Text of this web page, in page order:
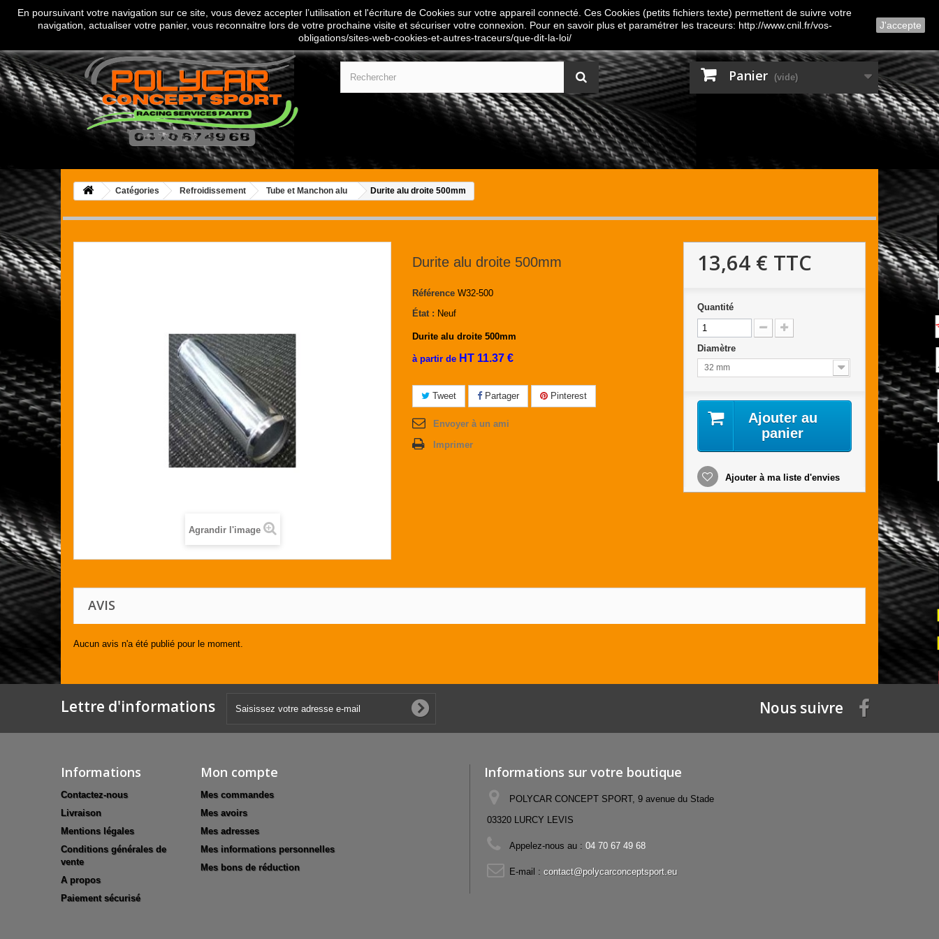
Connexion
Contactez-nous
Appelez-nous au :04 70 67 49 68
Panier (vide)
Catégories Refroidissement Tube et Manchon alu Durite alu droite 500mm
Agrandir l'image
Durite alu droite 500mm
Référence W32-500
État : Neuf
Durite alu droite 500mm
à partir de HT 11.37 €
Tweet Partager Pinterest
Envoyer à un ami
Imprimer
13,64 € TTC
Quantité
Diamètre
32 mm
Ajouter au
panier
Ajouter à ma liste d'envies
AVIS
Aucun avis n'a été publié pour le moment.
Lettre d'informations Nous suivre
Informations
Contactez-nous
Livraison
Mentions légales
Conditions générales de
vente
A propos
Paiement sécurisé
Mon compte
Mes commandes
Mes avoirs
Mes adresses
Mes informations personnelles
Mes bons de réduction
Informations sur votre boutique
POLYCAR CONCEPT SPORT, 9 avenue du Stade
03320 LURCY LEVIS
Appelez-nous au : 04 70 67 49 68
E-mail : contact@polycarconceptsport.eu
En poursuivant votre navigation sur ce site, vous devez accepter l’utilisation et l'écriture de Cookies sur votre appareil connecté. Ces Cookies (petits fichiers texte) permettent de suivre votre
navigation, actualiser votre panier, vous reconnaitre lors de votre prochaine visite et sécuriser votre connexion. Pour en savoir plus et paramétrer les traceurs: http://www.cnil.fr/vos-
obligations/sites-web-cookies-et-autres-traceurs/que-dit-la-loi/
J'accepte